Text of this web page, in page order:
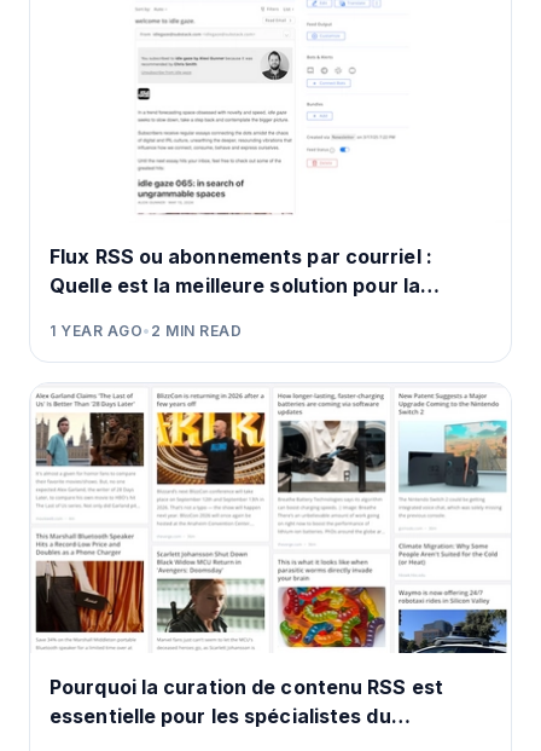
Flux RSS ou abonnements par courriel :
Quelle est la meilleure solution pour la
1 YEAR AGO• 2 MIN READ
Pourquoi la curation de contenu RSS est
essentielle pour les spécialistes du